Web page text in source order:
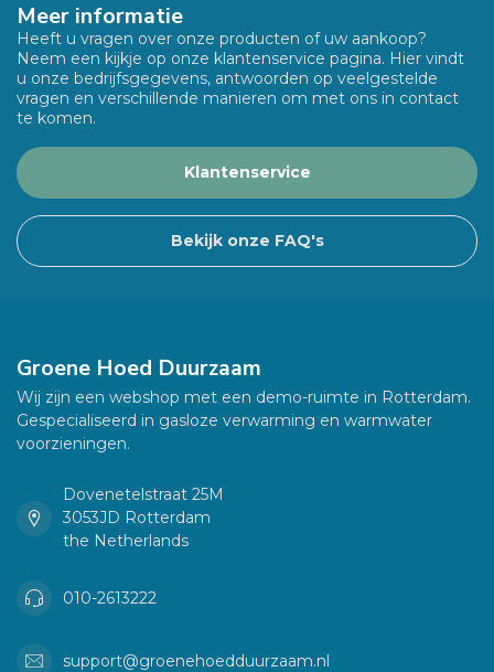
Meer informatie
Heeft u vragen over onze producten of uw aankoop?
Neem een kijkje op onze klantenservice pagina. Hier vindt
u onze bedrijfsgegevens, antwoorden op veelgestelde
vragen en verschillende manieren om met ons in contact
te komen.
Klantenservice
Bekijk onze FAQ's
Groene Hoed Duurzaam
Wij zijn een webshop met een demo-ruimte in Rotterdam.
Gespecialiseerd in gasloze verwarming en warmwater
voorzieningen.
Dovenetelstraat 25M
3053JD Rotterdam
the Netherlands
010-2613222
support@groenehoedduurzaam.nl